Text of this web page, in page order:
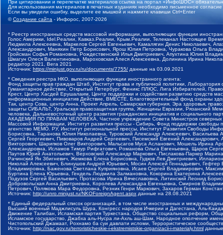
При цитировании и перепечатке материалов ссылка на портал «ИнфоШОС»
Для использования материалов в печатных изданиях необходимо письменное
Если вы увидели ошибку, выделите ее мышкой и нажмите клавиши Ctrl+Enter
©Создание сайта - Инфорос, 2007-2026
* Реестр иностранных средств массовой информации, выполняющих функции
Голос Америки, Idel.Реалии, Кавказ.Реалии, Крым.Реалии, Телеканал Настоящее
Людмила Алексеевна, Маркелов Сергей Евгеньевич, Камалягин Денис Николаевич,
Александрович, Маняхин Петр Борисович, Ярош Юлия Петровна, Чуракова Ольга
Гройсман Софья Романовна, Рождественский Илья Дмитриевич, Апухтина Юлия
Шмагун Олеся Валентиновна, Мароховская Алеся Алексеевна, Долинина Ирина
редактор 2021, Вега 2021
Источник: https://minjust.gov.ru/ru/documents/7755/ данные на 03.09.2021
* Сведения реестра НКО, выполняющих функции иностранного агента:
Фонд защиты прав граждан Штаб, Институт права и публичной политики,
Гуманитарное действие, Открытый Петербург, Феникс ПЛЮС, Лига Избирателей,
Крест, Центр Хасдей Ерушалаим, Центр поддержки и содействия развитию средств
информационных инициатив Действие, ВМЕСТЕ, Благотворительный фонд охраны
Так, центр Сова, центр Анна, Проект Апрель, Самарская губерния, Эра здоровья,
защиты СИБАЛЬТ, Уральская правозащитная группа, Женщины Евразии, Рязанский
человека, Дальневосточный центр развития гражданских инициатив и социального
АКАДЕМИЯ ПО ПРАВАМ ЧЕЛОВЕКА, Частное учреждение Совета Министров северных
Массовой Информации, Институт развития прессы - Сибирь, Фонд поддержки
агентство МЕМО. РУ, Институт региональной прессы, Институт Развития Свободы
Борисовна, Таранова Юлия Николаевна, Туровский Александр Алексеевич,
Сергей Георгиевич, Пивоваров Андрей Сергеевич, Писемский Евгений
Викторович, Шарипков Олег Викторович, Мальсагов Муса Асланович, Мошель Ирина
Александровна, Исламов Тимур Рифгатович, Романова Ольга Евгеньевна, Щаров
Паутов Юрий Анатольевич, Верховский Александр Маркович, Пислакова-Паркер
Рачинский Ян Збигневич, Жемкова Елена Борисовна, Гудков Лев Дмитриевич,
Николай Алексеевич, Блинушов Андрей Юрьевич, Мосин Алексей Геннадьевич,
Владимировна, Баженова Светлана Куприяновна, Исаев Сергей Владимирович,
Буртина Елена Юрьевна, Гендель Людмила Залмановна, Кокорина Екатерина
Подузов Сергей Васильевич, Протасова Ирина Вячеславовна, Литинский Леонид
Добровольская Анна Дмитриевна, Королева Александра Евгеньевна, Смирнов
Петрович, Полякова Мара Федоровна, Резник Генри Маркович, Захаров Герман
Источник: http://unro.minjust.ru/NKOForeignAgent.aspx данные на 28.08.2021
* Единый федеральный список организаций, в том числе иностранных и
Высший военный Маджлисуль Шура, Конгресс народов Ичкерии и Дагестана, Аль-
Движение Талибан, Исламская партия Туркестана, Общество социальных реформ,
Исламское государство, Джабха аль-Нусра ли-Ахль аш-Шам, Народное ополчение
Чистопольский Джамаат, Рохнамо ба суи давлати исломи, Террористическое
Источник: http://nac.gov.ru/terroristicheskie-i-ekstremistskie-organizacii-i-materialy.html